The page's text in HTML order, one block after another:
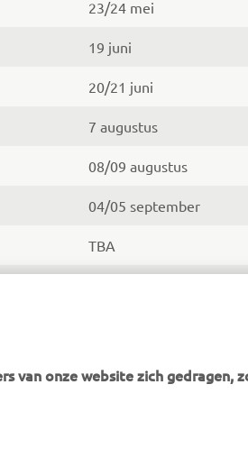
23/24 mei
19 juni
20/21 juni
7 augustus
08/09 augustus
04/05 september
TBA
van onze website zich gedragen,